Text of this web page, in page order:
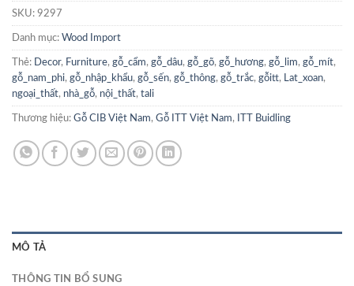
SKU: 9297
Danh mục: Wood Import
Thẻ: Decor, Furniture, gỗ_cẩm, gỗ_dâu, gỗ_gõ, gỗ_hương, gỗ_lim, gỗ_mít,
gỗ_nam_phi, gỗ_nhập_khẩu, gỗ_sến, gỗ_thông, gỗ_trắc, gỗitt, Lat_xoan,
ngoại_thất, nhà_gỗ, nội_thất, tali
Thương hiệu: Gỗ CIB Việt Nam, Gỗ ITT Việt Nam, ITT Buidling
MÔ TẢ
THÔNG TIN BỔ SUNG